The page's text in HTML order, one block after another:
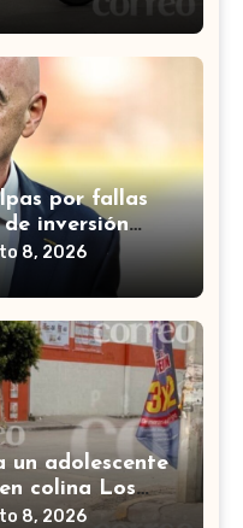
por fallas
inversión
8, 2026
un adolescente
colina Los
8, 2026